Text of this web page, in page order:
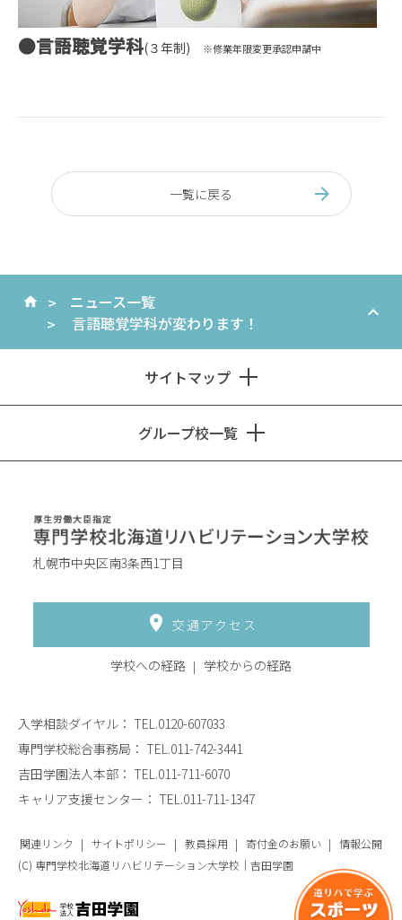
●言語聴覚学科(３年制) ※修業年限変更承認申請中
一覧に戻る
ニュース一覧
言語聴覚学科が変わります！
サイトマップ
グループ校一覧
札幌市中央区南3条西1丁目
交通アクセス
学校への経路 学校からの経路
入学相談ダイヤル： TEL.0120-607033
専門学校総合事務局： TEL.011-742-3441
吉田学園法人本部： TEL.011-711-6070
キャリア支援センター： TEL.011-711-1347
関連リンク サイトポリシー 教員採用 寄付金のお願い
情報公開
(C) 専門学校北海道リハビリテーション大学校｜吉田学園